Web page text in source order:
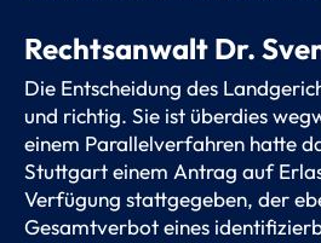
Rechtsanwalt Dr.
Die Entscheidung des
und richtig. Sie ist überdies
einem Parallelverfahren hatte
Stuttgart einem Antrag auf
Verfügung stattgegeben, der
Gesamtverbot eines